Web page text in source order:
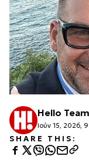
Hello Team
Ιούν 15, 2026,
SHARE THIS: